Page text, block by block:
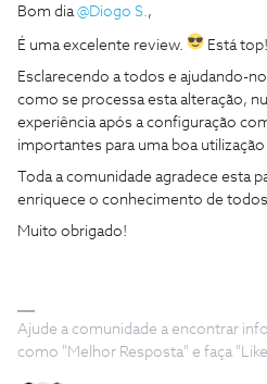
Bom dia@Diogo S.,
É uma excelente review. Está top!
Esclarecendo a todos e ajudando-
como se processa esta alteração,
experiência após a configuração
importantes para uma boa utilização
Toda a comunidade agradece esta
enriquece o conhecimento de
Muito obrigado!
Ajude a comunidade a encontrar
como "Melhor Resposta" e faça